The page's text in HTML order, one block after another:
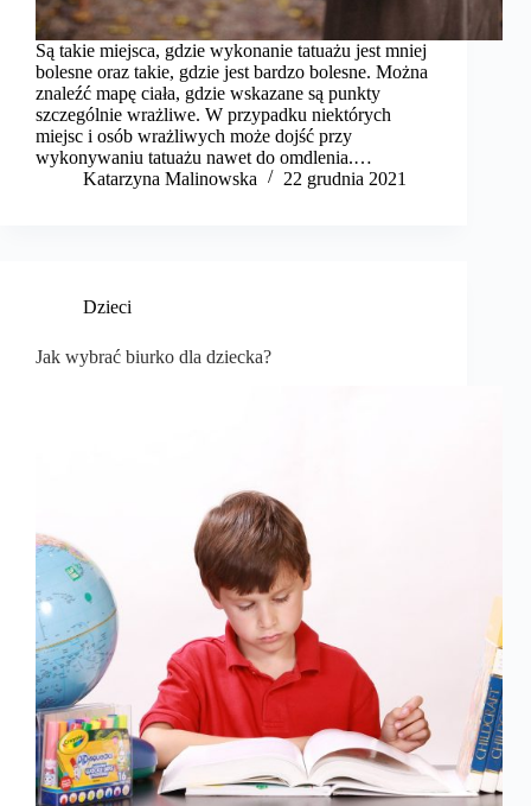
Są takie miejsca, gdzie wykonanie tatuażu jest mniej
bolesne oraz takie, gdzie jest bardzo bolesne. Można
znaleźć mapę ciała, gdzie wskazane są punkty
szczególnie wrażliwe. W przypadku niektórych
miejsc i osób wrażliwych może dojść przy
wykonywaniu tatuażu nawet do omdlenia.…
Katarzyna Malinowska
22 grudnia 2021
Dzieci
Jak wybrać biurko dla dziecka?